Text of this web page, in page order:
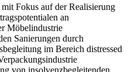
Fokus auf der Realisierung
an
Möbelindustrie
Sanierungen durch
im Bereich distressed
von insolvenzbegleitenden